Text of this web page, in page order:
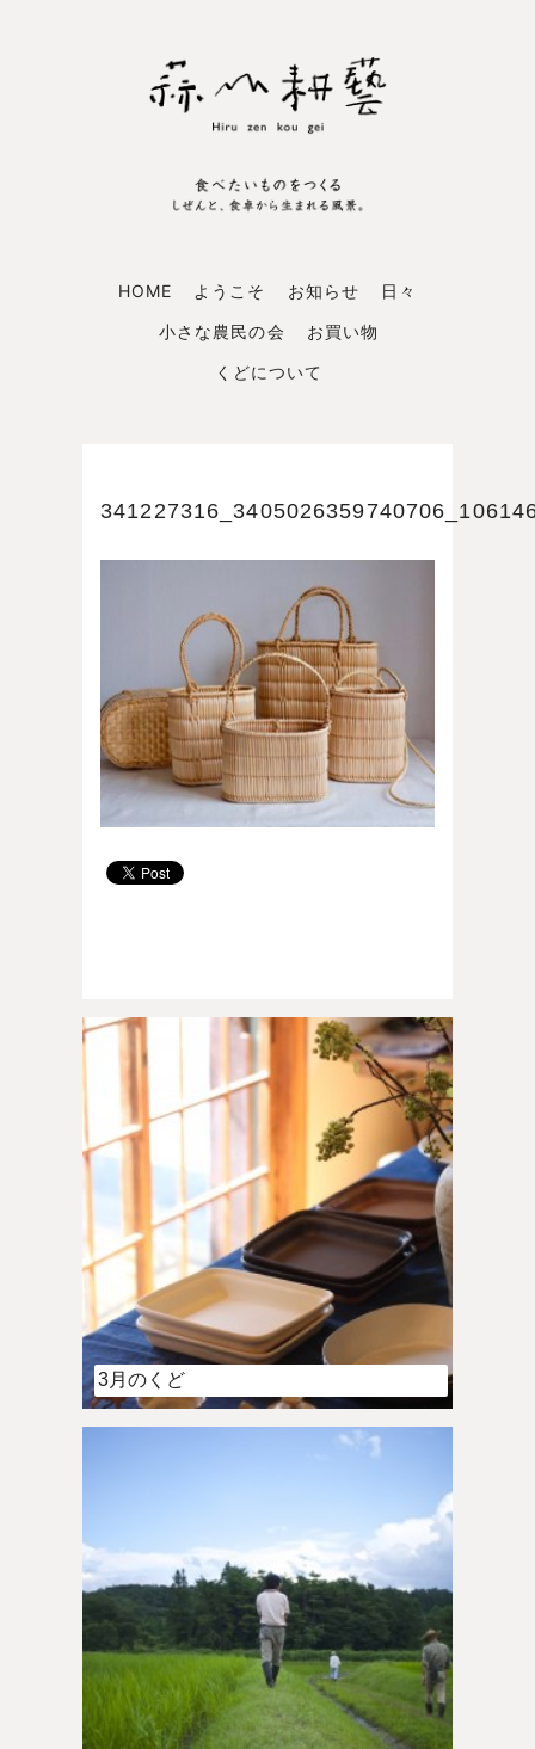
HOME ようこそ お知らせ
日々
小さな農民の会
お買い物
くどについて
3月のくど